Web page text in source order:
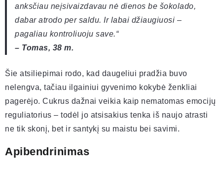
anksčiau neįsivaizdavau nė dienos be šokolado,
dabar atrodo per saldu. Ir labai džiaugiuosi –
pagaliau kontroliuoju save.“
– Tomas, 38 m.
Šie atsiliepimai rodo, kad daugeliui pradžia buvo
nelengva, tačiau ilgainiui gyvenimo kokybė ženkliai
pagerėjo. Cukrus dažnai veikia kaip nematomas emocijų
reguliatorius – todėl jo atsisakius tenka iš naujo atrasti
ne tik skonį, bet ir santykį su maistu bei savimi.
Apibendrinimas